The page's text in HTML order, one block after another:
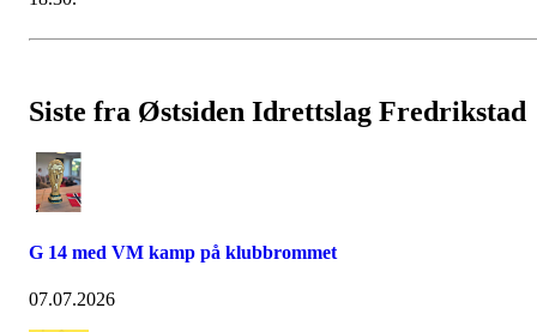
Siste fra Østsiden Idrettslag Fredrikstad
G 14 med VM kamp på klubbrommet
07.07.2026